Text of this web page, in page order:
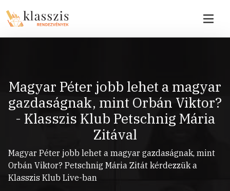
Magyar Péter jobb lehet a magyar
gazdaságnak, mint Orbán Viktor?
- Klasszis Klub Petschnig Mária
Zitával
Magyar Péter jobb lehet a magyar gazdaságnak, mint
Orbán Viktor? Petschnig Mária Zitát kérdezzük a
Klasszis Klub Live-ban